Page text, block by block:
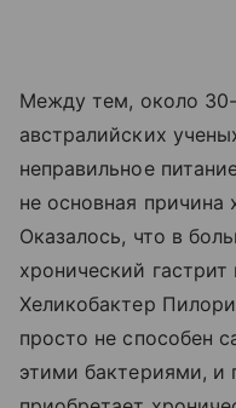
Между тем, около
австралийских
неправильное
не основная причина
Оказалось, что в
хронический
Хеликобактер
просто не способен
этими бактериями, и